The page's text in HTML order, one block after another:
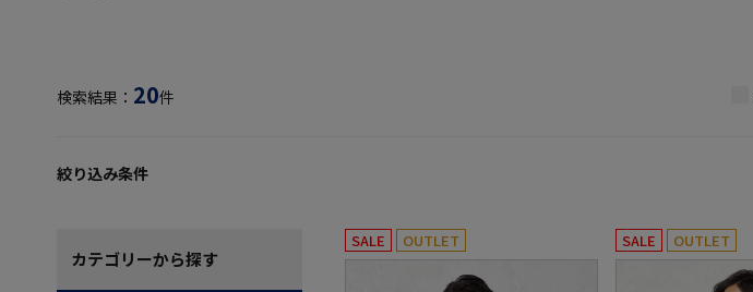
検索結果： 20件
絞り込み条件
カテゴリーから探す
SALE OUTLET SALE OUTLET